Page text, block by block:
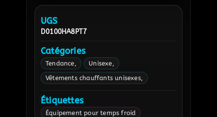
UGS
D0100HA8PT7
Catégories
Tendance
Unisexe
Vêtements chauffants unisexes
Étiquettes
Équipement pour temps froid